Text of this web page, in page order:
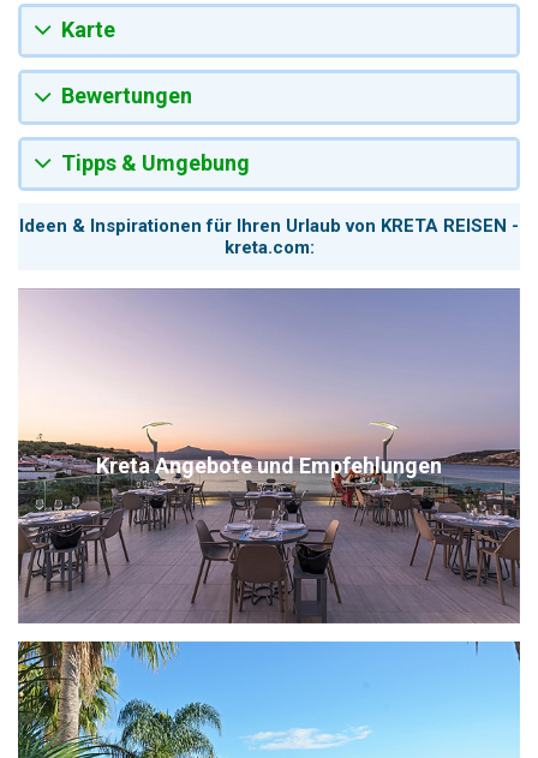
Karte
Bewertungen
Tipps & Umgebung
Ideen & Inspirationen für Ihren Urlaub von KRETA REISEN -
kreta.com:
Kreta Angebote und Empfehlungen